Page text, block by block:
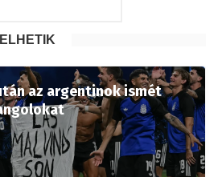
az argentinok ismét